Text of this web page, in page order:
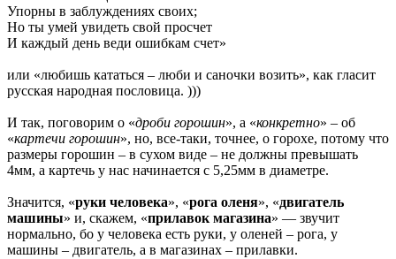
Упорны в заблуждениях своих;
Но ты умей увидеть свой просчет
И каждый день веди ошибкам счет»
или «любишь кататься – люби и саночки возить», как гласит
русская народная пословица. )))
И так, поговорим о «дроби горошин», а «конкретно» – об
«картечи горошин», но, все-таки, точнее, о горохе, потому что
размеры горошин – в сухом виде – не должны превышать
4мм, а картечь у нас начинается с 5,25мм в диаметре.
Значится, «руки человека», «рога оленя», «двигатель
машины» и, скажем, «прилавок магазина» — звучит
нормально, бо у человека есть руки, у оленей – рога, у
машины – двигатель, а в магазинах – прилавки.